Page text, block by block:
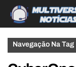
Navegação Na Tag